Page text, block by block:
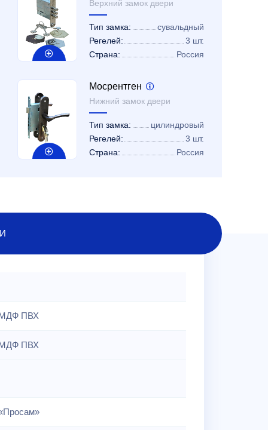
Верхний замок двери
Тип замка:
сувальдный
Регелей:
3 шт.
Страна:
Россия
Мосрентген
Нижний замок двери
Тип замка:
цилиндровый
Регелей:
3 шт.
Страна:
Россия
ПВХ
ПВХ